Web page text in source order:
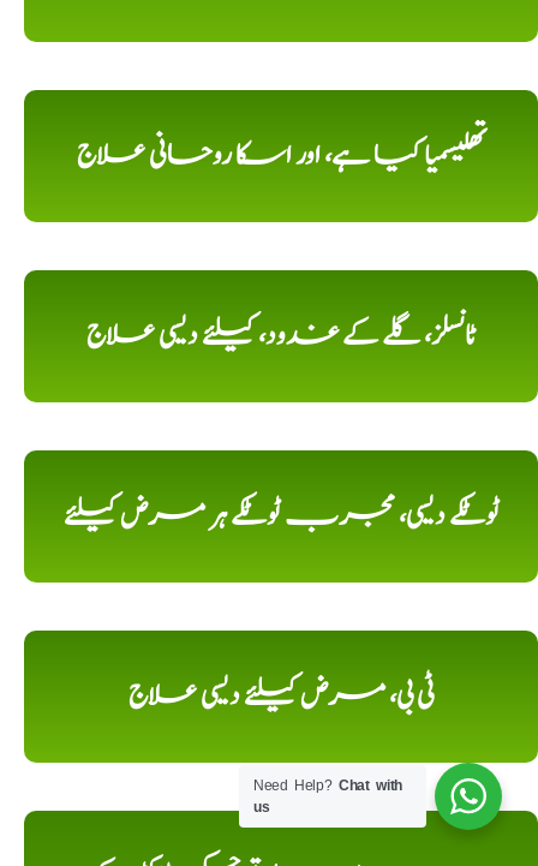
تھلیسمیا کیا ہے، اور اسکا روحانی علاج
ٹانسلز، گلے کے غدود، کیلئے دیسی علاج
ٹوٹکے دیسی، مجرب ٹوٹکے ہر مرض کیلئے
ٹی بی، مرض کیلئے دیسی علاج
Need Help?Chat with
us